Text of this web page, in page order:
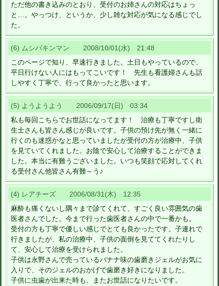
ただ他の書き込みのとおり、受付のお姉さんの対応はちょっ
と…。やっつけ、というか、少し雑な対応が気になる感じでし
た。
(6) ムシバキンマン 2008/10/01(水) 21:48
このページで知り、早速行きました。土日もやっているので、
平日行けない人にはもってこいです！ 先生も看護婦さんも話
しやすく丁寧で、行って良かったと思います。
(5) ようようよう 2006/09/17(日) 03:34
私も毎回こちらでお世話になってます！ 治療も丁寧ですし衛
生士さんも皆さん感じが良いです。子供の預け先が無く一緒に
行くのも迷惑かなと思っていましたが受付の方が治療中、子供
を見ていてくれました。お陰で安心して治療することができま
した。本当に有難うございました。いつも笑顔で応対してくれ
る受付さん他皆さん有難～う♪
(4) レアチーズ 2006/08/31(木) 12:35
麻酔も痛くないし隅々まで診てくれて、すごく良い雰囲気の歯
医者さんでした。今まで行った歯医者さんの中で一番かも。
受付の方も丁寧で優しい感じでとても良かったです。子連れで
行きましたが、私の治療中、子供の面倒を見ててくれたりし
て、安心して治療を受けられました。
子供は永野さんで売っているバナナ味の歯磨きジェルがお気に
入りで、そのジェルのおかげで歯磨き好きになりました。
子供に虫歯が出来た時も、またお世話になりたいです。